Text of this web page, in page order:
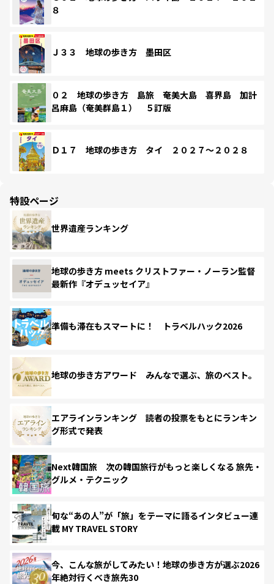
８
Ｊ３３ 地球の歩き方 墨田区
０２ 地球の歩き方 島旅 奄美大島 喜界島 加計
呂麻島（奄美群島１） ５訂版
Ｄ１７ 地球の歩き方 タイ ２０２７～２０２８
特設ページ
世界遺産ランキング
地球の歩き方 meets クリストファー・ノーラン監督
最新作『オデュッセイア』
準備も滞在もスマートに！ トラベルハック2026
地球の歩き方アワード みんなで選ぶ、旅のベスト。
エアラインランキング 読者の投票をもとにランキン
グ形式で発表
Next韓国旅 次の韓国旅行がもっと楽しくなる 旅先・
グルメ・テクニック
旬な“あの人”が「旅」をテーマに語るインタビュー連
載 MY TRAVEL STORY
今、こんな旅がしてみたい！地球の歩き方が選ぶ2026
年絶対行くべき旅先30